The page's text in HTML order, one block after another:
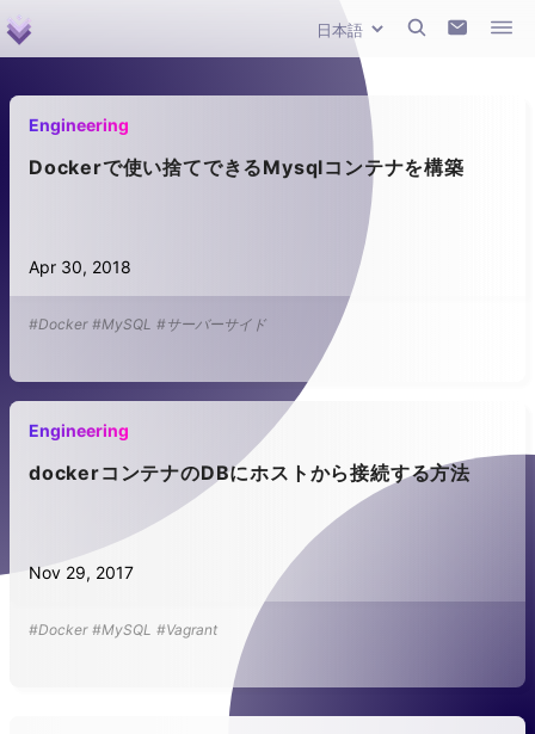
Engineering
Dockerで使い捨てできるMysqlコンテナを構築
Apr 30, 2018
#Docker #MySQL #サーバーサイド
Engineering
dockerコンテナのDBにホストから接続する方法
Nov 29, 2017
#Docker #MySQL #Vagrant